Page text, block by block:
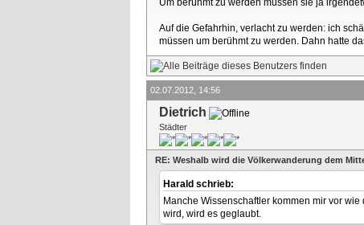
Auf die Gefahrhin, verlacht zu werden: ich
müssen um berühmt zu werden. Dahn hatte
02.07.2012, 14:56
Dietrich
Städter
RE: Weshalb wird die Völkerwanderung dem
Harald schrieb:
Manche Wissenschaftler kommen mir vor
wird, wird es geglaubt.